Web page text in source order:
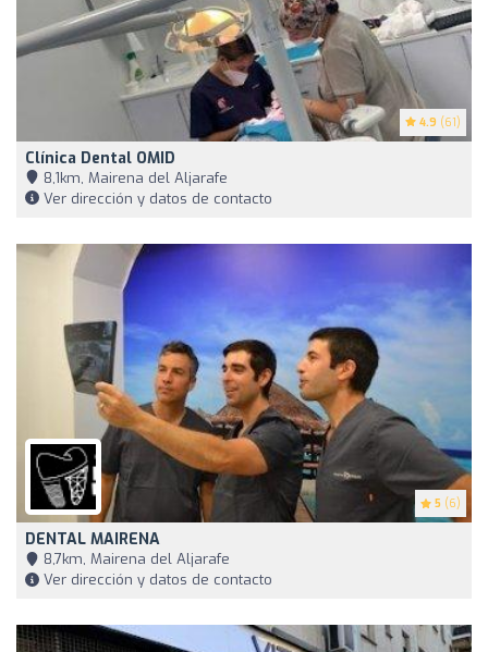
4.9 (61)
Clínica Dental OMID
8,1km, Mairena del Aljarafe
Ver dirección y datos de contacto
5 (6)
DENTAL MAIRENA
8,7km, Mairena del Aljarafe
Ver dirección y datos de contacto